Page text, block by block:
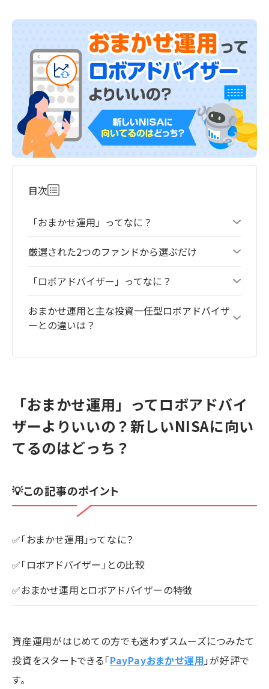
目次
「おまかせ運用」ってなに？
厳選された2つのファンドから選ぶだけ
「ロボアドバイザー」ってなに？
おまかせ運用と主な投資一任型ロボアドバイザ
ーとの違いは？
「おまかせ運用」ってロボアドバイ
ザーよりいいの？新しいNISAに向い
てるのはどっち？
💡この記事のポイント
✅「おまかせ運用」ってなに？
✅「ロボアドバイザー」との比較
✅おまかせ運用とロボアドバイザーの特徴
資産運用がはじめての方でも迷わずスムーズにつみたて
投資をスタートできる「PayPayおまかせ運用 」が好評で
す。